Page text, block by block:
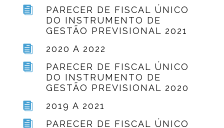

PARECER DE FISCAL ÚNICO
DO INSTRUMENTO DE
GESTÃO PREVISIONAL 2021

2020 A 2022

PARECER DE FISCAL ÚNICO
DO INSTRUMENTO DE
GESTÃO PREVISIONAL 2020

2019 A 2021

PARECER DE FISCAL ÚNICO